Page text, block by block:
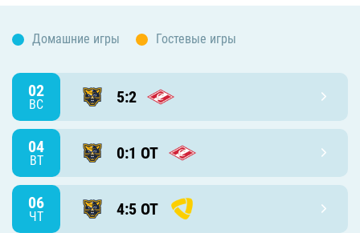
Домашние игры Гостевые игры
02
ВС 5:2
04
ВТ 0:1 ОТ
06
ЧТ 4:5 ОТ